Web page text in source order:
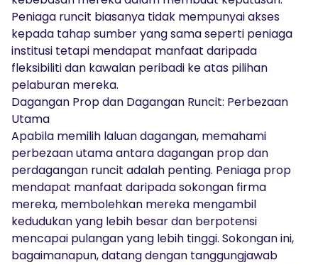
Peniaga runcit biasanya tidak mempunyai akses
kepada tahap sumber yang sama seperti peniaga
institusi tetapi mendapat manfaat daripada
fleksibiliti dan kawalan peribadi ke atas pilihan
pelaburan mereka.
Dagangan Prop dan Dagangan Runcit: Perbezaan
Utama
Apabila memilih laluan dagangan, memahami
perbezaan utama antara dagangan prop dan
perdagangan runcit adalah penting. Peniaga prop
mendapat manfaat daripada sokongan firma
mereka, membolehkan mereka mengambil
kedudukan yang lebih besar dan berpotensi
mencapai pulangan yang lebih tinggi. Sokongan ini,
bagaimanapun, datang dengan tanggungjawab